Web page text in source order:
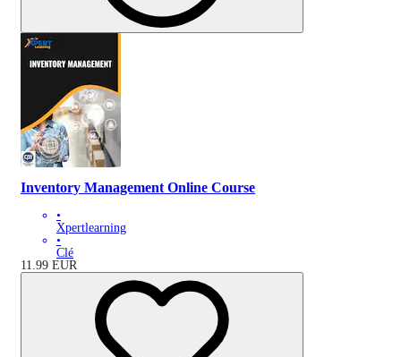
Inventory Management Online Course
•
Xpertlearning
•
Clé
11.99 EUR